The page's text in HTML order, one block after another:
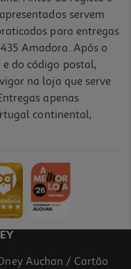
servem
para entregas
Amadora. Após o
do código postal,
na loja que serve
apenas
continental,
Auchan / Cartão